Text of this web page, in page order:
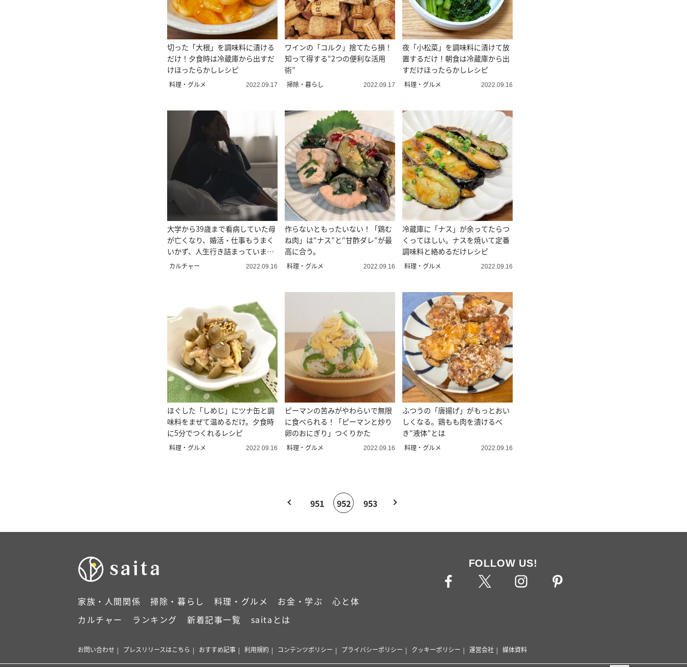
切った「大根」を調味料に漬ける
だけ！夕食時は冷蔵庫から出すだ
けほったらかしレシピ
料理・グルメ 2022.09.17
ワインの「コルク」捨てたら損！
知って得する“2つの便利な活用
術”
掃除・暮らし 2022.09.17
夜「小松菜」を調味料に漬けて放
置するだけ！朝食は冷蔵庫から出
すだけほったらかしレシピ
料理・グルメ 2022.09.16
大学から39歳まで看病していた母
が亡くなり、婚活・仕事もうまく
いかず、人生行き詰まっていま
す。＜42歳女性のお悩み相談＞
カルチャー 2022.09.16
作らないともったいない！「鶏む
ね肉」は“ナス”と“甘酢ダレ”が最
高に合う。
料理・グルメ 2022.09.16
冷蔵庫に「ナス」が余ってたらつ
くってほしい。ナスを焼いて定番
調味料と絡めるだけレシピ
料理・グルメ 2022.09.16
ほぐした「しめじ」にツナ缶と調
味料をまぜて温めるだけ。夕食時
に5分でつくれるレシピ
料理・グルメ 2022.09.16
ピーマンの苦みがやわらいで無限
に食べられる！「ピーマンと炒り
卵のおにぎり」つくりかた
料理・グルメ 2022.09.16
ふつうの「唐揚げ」がもっとおい
しくなる。鶏もも肉を漬けるべ
き“液体”とは
料理・グルメ 2022.09.16
951 952 953
家族・人間関係 掃除・暮らし 料理・グルメ お金・学ぶ
心と体
カルチャー
ランキング 新着記事一覧 saitaとは
FOLLOW US!
お問い合わせ プレスリリースはこちら おすすめ記事 利用規約 コンテンツポリシー プライバシーポリシー クッキーポリシー 運営会社 媒体資料